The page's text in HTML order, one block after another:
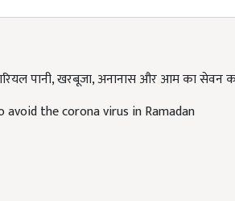
पानी, खरबूजा, अनानास और आम का सेवन करें.
the corona virus in Ramadan